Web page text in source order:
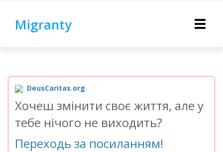
Toggle
Migranty
DeusCaritas.org
Хочеш змінити своє життя, але у
тебе нічого не виходить?
Переходь за посиланням!